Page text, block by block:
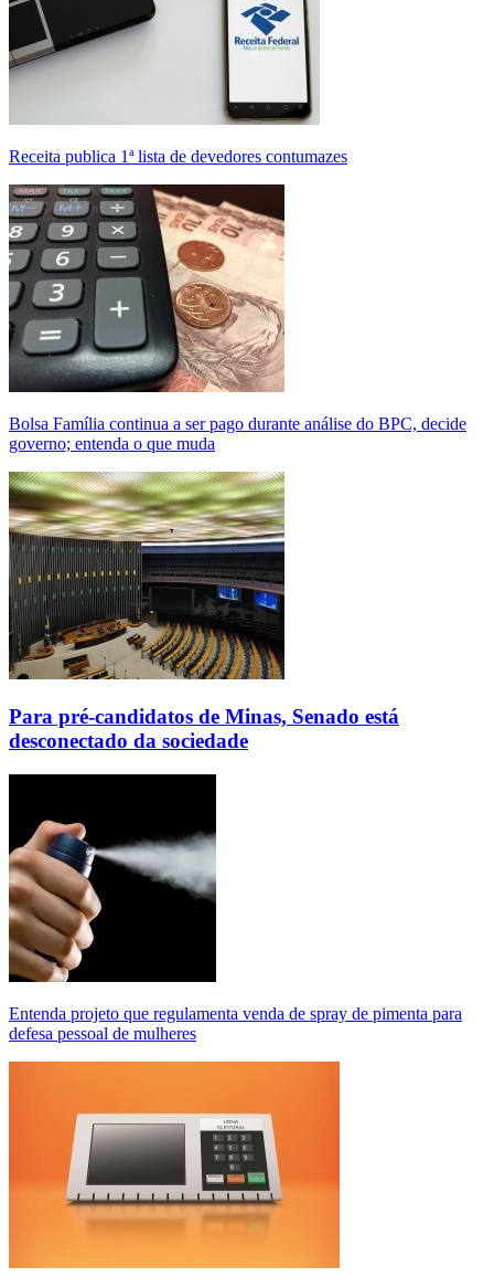
Receita publica 1ª lista de devedores contumazes
Bolsa Família continua a ser pago durante análise do BPC, decide
governo; entenda o que muda
Para pré-candidatos de Minas, Senado está
desconectado da sociedade
Entenda projeto que regulamenta venda de spray de pimenta para
defesa pessoal de mulheres